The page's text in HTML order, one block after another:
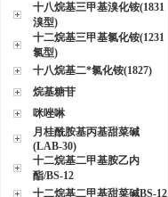
十八烷基三甲基溴化铵(1831
溴型)
十二烷基三甲基氯化铵(1231
氯型)
十八烷基二*氯化铵(1827)
烷基糖苷
咪唑啉
月桂酰胺基丙基甜菜碱
(LAB-30)
十二烷基二甲基胺乙内
酯/BS-12
十二烷基二甲基甜菜碱BS-12